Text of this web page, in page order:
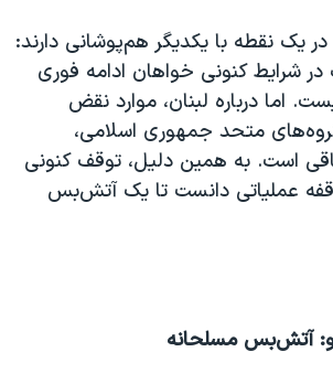
یک نقطه با یکدیگر هم‌پوشانی دارند:
شرایط کنونی خواهان ادامه فوری
اما درباره لبنان، موارد نقض
متحد جمهوری اسلامی،
است. به همین دلیل، توقف کنونی
عملیاتی دانست تا یک آتش‌بس
آتش‌بس مسلحانه